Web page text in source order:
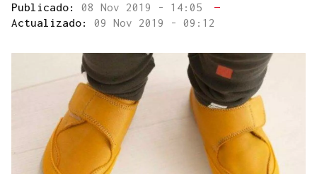
Publicado: 08 Nov 2019 - 14:05
—
Actualizado: 09 Nov 2019 - 09:12